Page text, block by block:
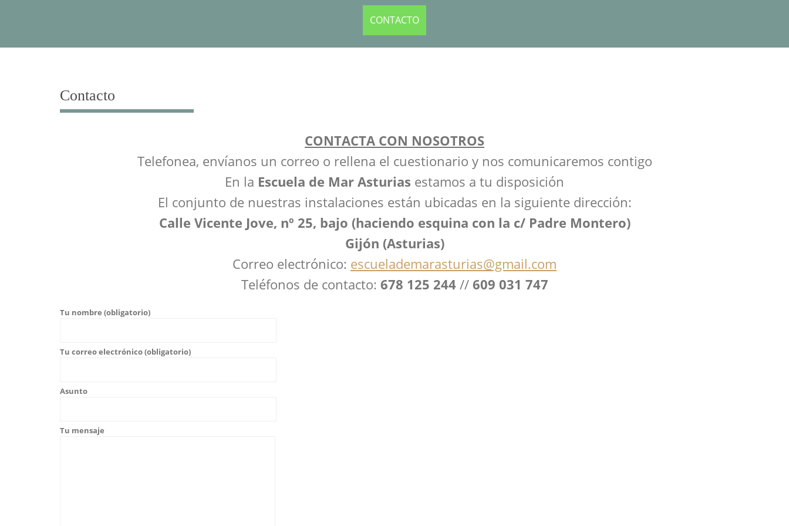
CONTACTO
Contacto
CONTACTA CON NOSOTROS
Telefonea, envíanos un correo o rellena el cuestionario y nos comunicaremos contigo
En la Escuela de Mar Asturias estamos a tu disposición
El conjunto de nuestras instalaciones están ubicadas en la siguiente dirección:
Calle Vicente Jove, nº 25, bajo (haciendo esquina con la c/ Padre Montero)
Gijón (Asturias)
Correo electrónico: escuelademarasturias@gmail.com
Teléfonos de contacto: 678 125 244// 609 031 747
Tu nombre (obligatorio)
Tu correo electrónico (obligatorio)
Asunto
Tu mensaje